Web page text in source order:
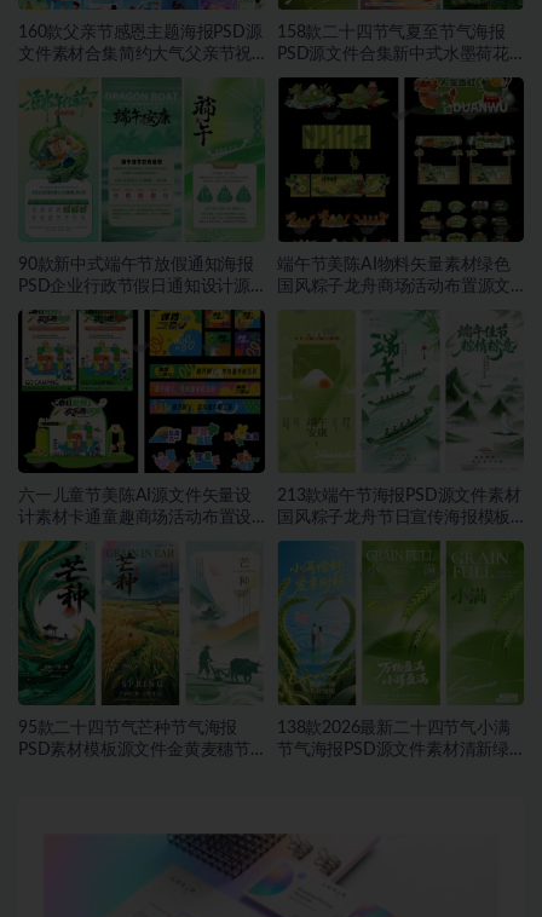
160款父亲节感恩主题海报PSD源
文件素材合集简约大气父亲节祝
福宣传设计素材~1559期
158款二十四节气夏至节气海报
PSD源文件合集新中式水墨荷花
二十四节气朋友圈宣传模板素材
~1553期
90款新中式端午节放假通知海报
PSD企业行政节假日通知设计源
文件素材~1552期
端午节美陈AI物料矢量素材绿色
国风粽子龙舟商场活动布置源文
件模板素材~1549期
六一儿童节美陈AI源文件矢量设
计素材卡通童趣商场活动布置设
计模板合集~1548期
213款端午节海报PSD源文件素材
国风粽子龙舟节日宣传海报模板
合集~1457期
95款二十四节气芒种节气海报
PSD素材模板源文件金黄麦穗节
138款2026最新二十四节气小满
节气海报PSD源文件素材清新绿